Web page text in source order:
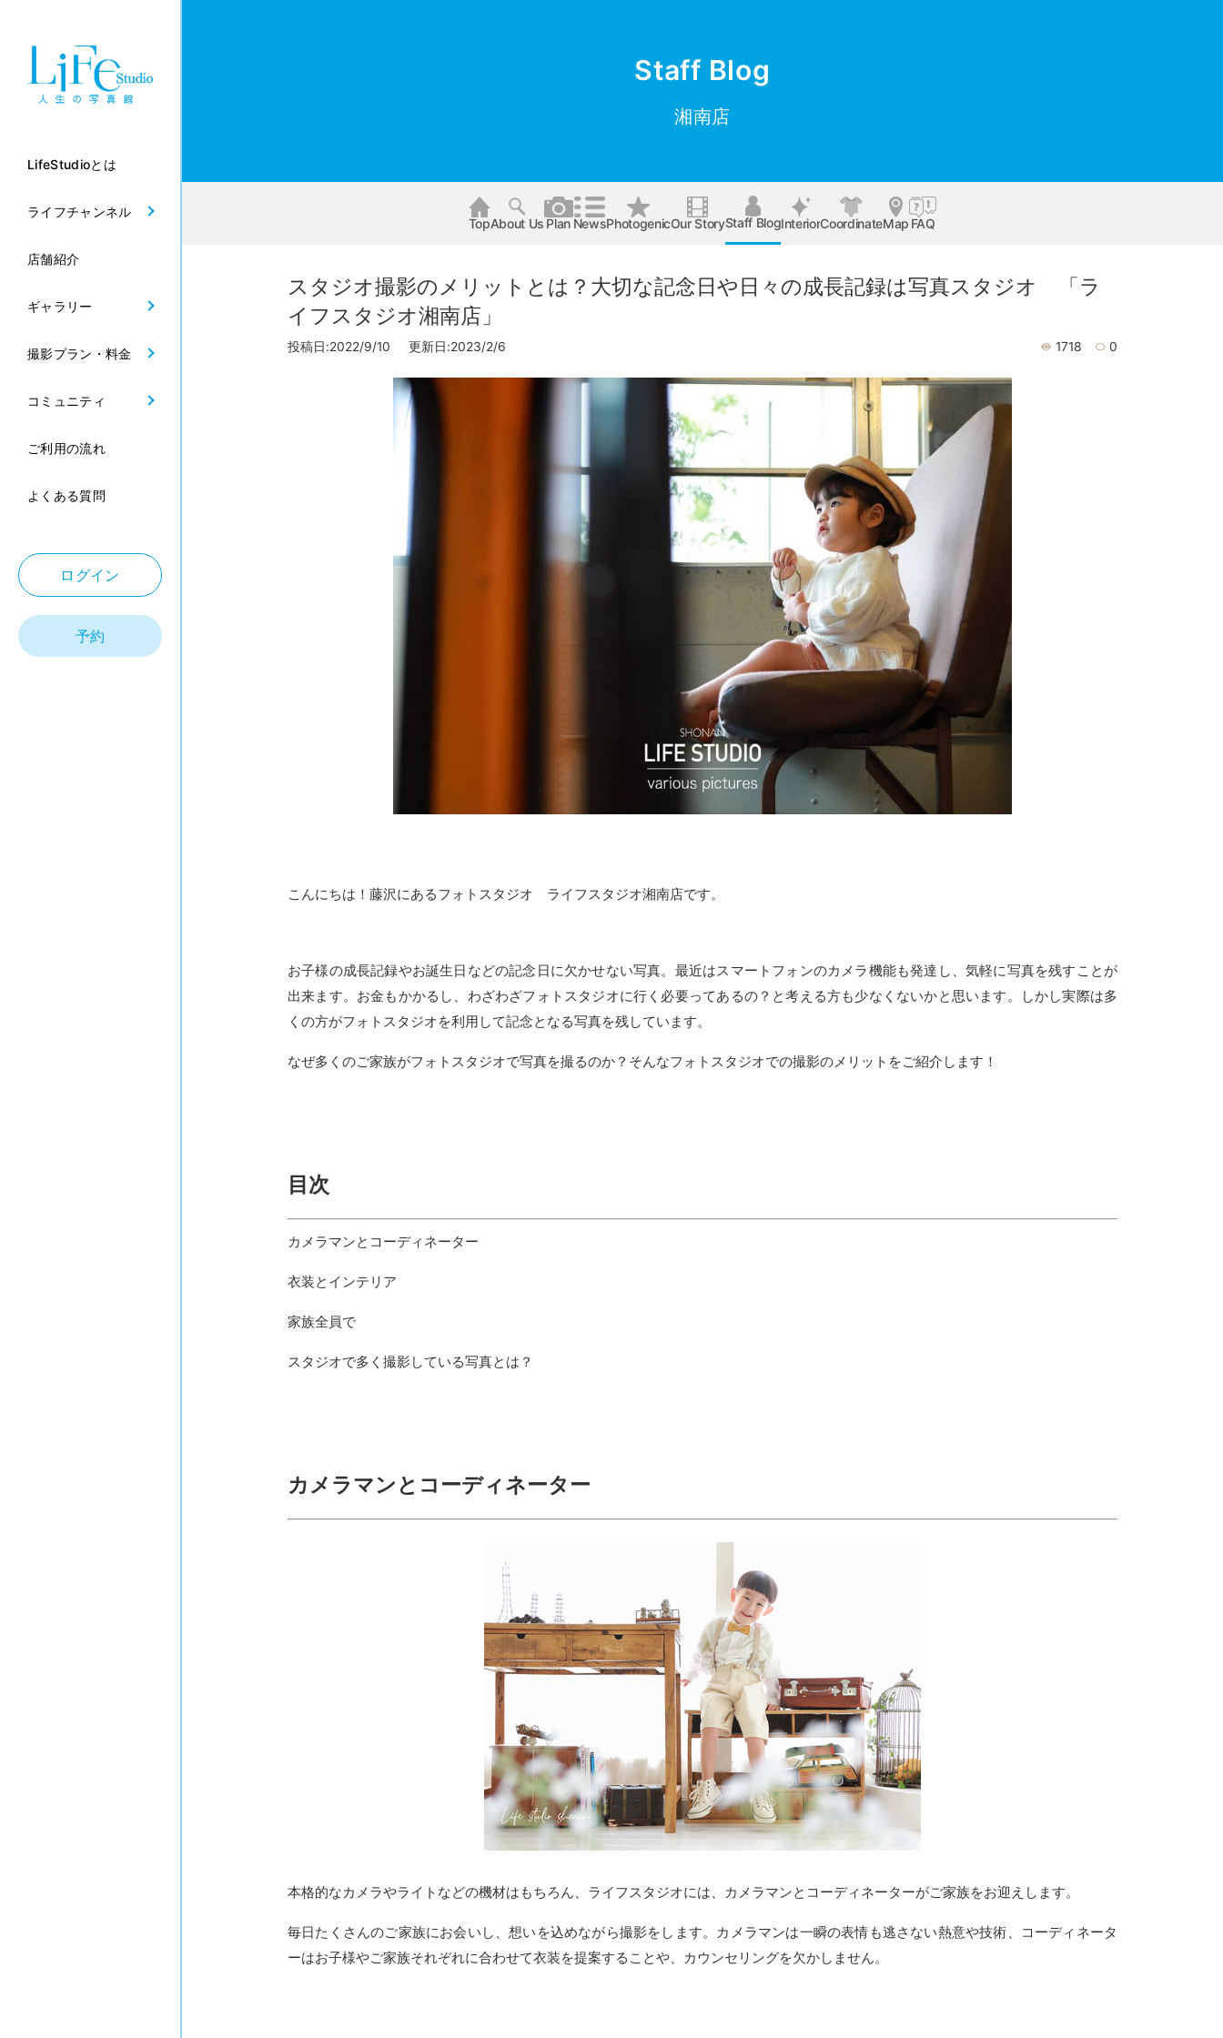
LifeStudioとは
ライフチャンネル
店舗紹介
ギャラリー
撮影プラン・料金
コミュニティ
ご利用の流れ
よくある質問
ログイン
予約
Staff Blog
湘南店
TopAbout Us Plan NewsPhotogenicOur StoryStaff BlogInteriorCoordinateMap FAQ
スタジオ撮影のメリットとは？大切な記念日や日々の成長記録は写真スタジオ 「ラ
イフスタジオ湘南店」
投稿日:2022/9/10 更新日:2023/2/6 1718 0
こんにちは！藤沢にあるフォトスタジオ ライフスタジオ湘南店です。
お子様の成長記録やお誕生日などの記念日に欠かせない写真。最近はスマートフォンのカメラ機能も発達し、気軽に写真を残すことが
出来ます。お金もかかるし、わざわざフォトスタジオに行く必要ってあるの？と考える方も少なくないかと思います。しかし実際は多
くの方がフォトスタジオを利用して記念となる写真を残しています。
なぜ多くのご家族がフォトスタジオで写真を撮るのか？そんなフォトスタジオでの撮影のメリットをご紹介します！
目次
カメラマンとコーディネーター
衣装とインテリア
家族全員で
スタジオで多く撮影している写真とは？
カメラマンとコーディネーター
本格的なカメラやライトなどの機材はもちろん、ライフスタジオには、カメラマンとコーディネーターがご家族をお迎えします。
毎日たくさんのご家族にお会いし、想いを込めながら撮影をします。カメラマンは一瞬の表情も逃さない熱意や技術、コーディネータ
ーはお子様やご家族それぞれに合わせて衣装を提案することや、カウンセリングを欠かしません。